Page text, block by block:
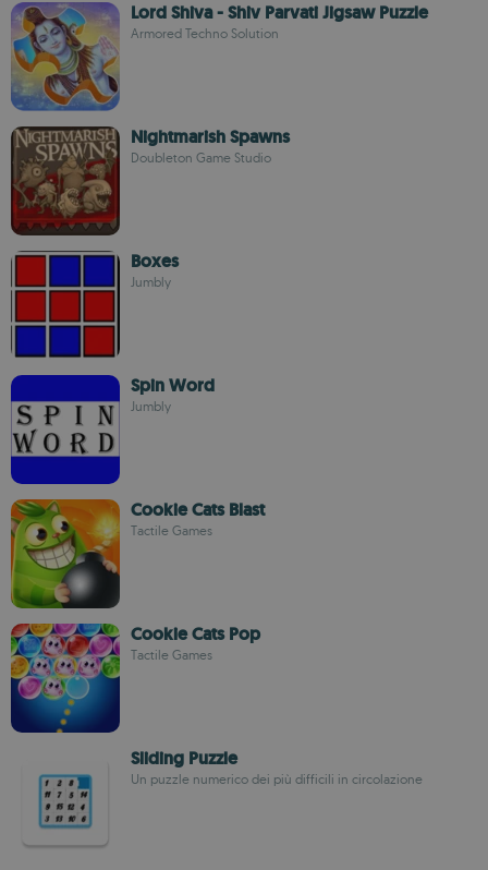
Lord Shiva - Shiv Parvati Jigsaw Puzzle
Armored Techno Solution
Nightmarish Spawns
Doubleton Game Studio
Boxes
Jumbly
Spin Word
Jumbly
Cookie Cats Blast
Tactile Games
Cookie Cats Pop
Tactile Games
Sliding Puzzle
Un puzzle numerico dei più difficili in circolazione